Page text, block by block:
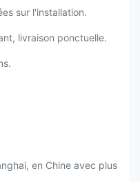
sur l'installation.
livraison ponctuelle.
en Chine avec plus